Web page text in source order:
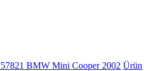
BMW Mini Cooper 2002 Ürün